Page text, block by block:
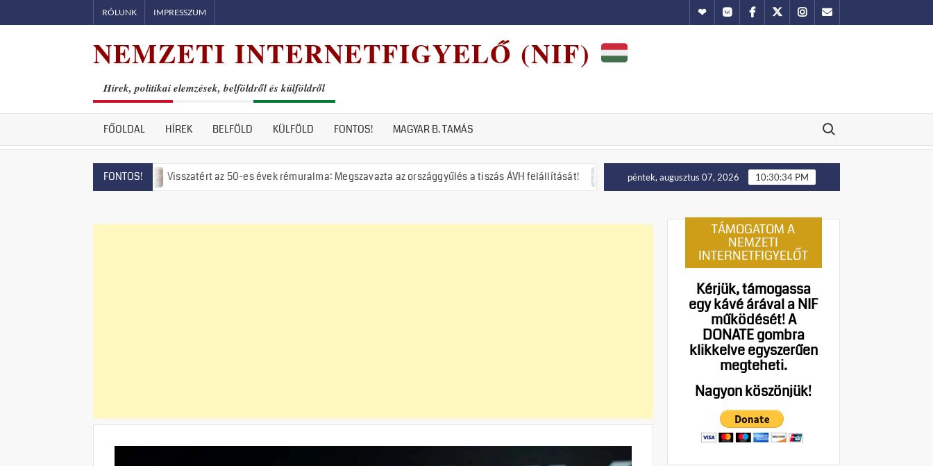
to
RÓLUNK IMPRESSZUM HundubVkontakte
Facebook
TwitterInstagram
Email
NEMZETI INTERNETFIGYELŐ (NIF)
Hírek, politikai elemzések, belföldről és külföldről
FŐOLDAL HÍREK BELFÖLD KÜLFÖLD FONTOS! MAGYAR B. TAMÁS
Search for:
FONTOS!
Visszatért az 50-es évek rémuralma: Megszavazta az országgyűlés a tiszás ÁVH felállítását! Putyin: Ukrajna nyugati területei előbb-utóbb visszakerülnek Lengyelországhoz,
péntek, augusztus 07, 2026 10:30:35 PM
TÁMOGATOM A
NEMZETI
INTERNETFIGYELŐT
Kérjük, támogassa
egy kávé árával a NIF
működését!A
DONATE gombra
klikkelve egyszerűen
megteheti.
Nagyon köszönjük!